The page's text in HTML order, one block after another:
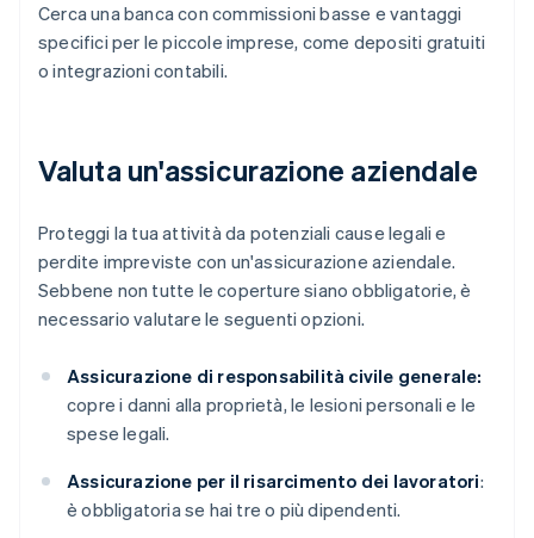
Cerca una banca con commissioni basse e vantaggi
specifici per le piccole imprese, come depositi gratuiti
o integrazioni contabili.
Valuta un'assicurazione aziendale
Proteggi la tua attività da potenziali cause legali e
perdite impreviste con un'assicurazione aziendale.
Sebbene non tutte le coperture siano obbligatorie, è
necessario valutare le seguenti opzioni.
Assicurazione di responsabilità civile generale:
copre i danni alla proprietà, le lesioni personali e le
spese legali.
Assicurazione per il risarcimento dei lavoratori:
è obbligatoria se hai tre o più dipendenti.